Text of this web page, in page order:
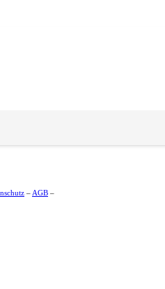
– AGB –